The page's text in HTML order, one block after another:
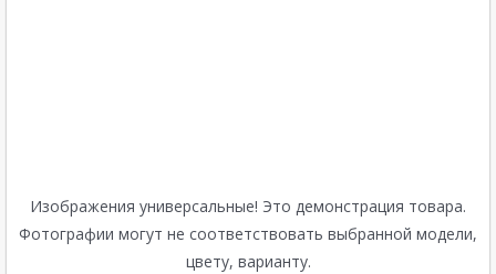
Изображения универсальные! Это демонстрация товара.
Фотографии могут не соответствовать выбранной модели,
цвету, варианту.